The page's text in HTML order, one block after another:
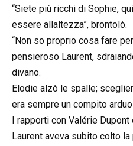
“Siete più ricchi di Sophie,
essere allaltezza”, brontolò.
“Non so proprio cosa fare
pensieroso Laurent,
divano.
Elodie alzò le spalle;
era sempre un compito
I rapporti con Valérie
Laurent aveva subito colto